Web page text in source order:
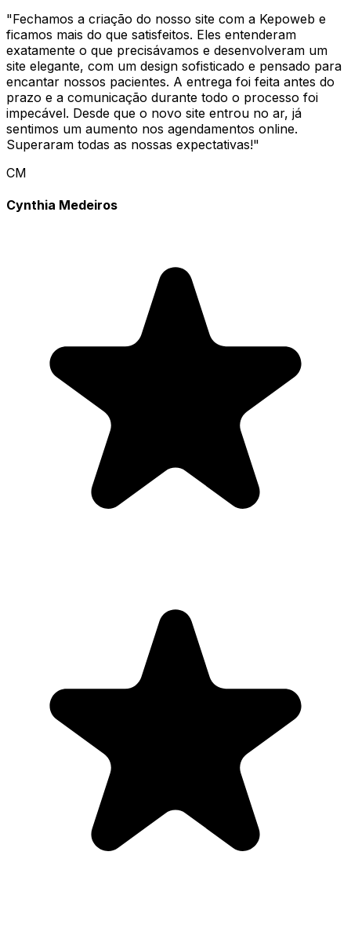
"Fechamos a criação do nosso site com a Kepoweb e
ficamos mais do que satisfeitos. Eles entenderam
exatamente o que precisávamos e desenvolveram um
site elegante, com um design sofisticado e pensado para
encantar nossos pacientes. A entrega foi feita antes do
prazo e a comunicação durante todo o processo foi
impecável. Desde que o novo site entrou no ar, já
sentimos um aumento nos agendamentos online.
Superaram todas as nossas expectativas!"
CM
Cynthia Medeiros